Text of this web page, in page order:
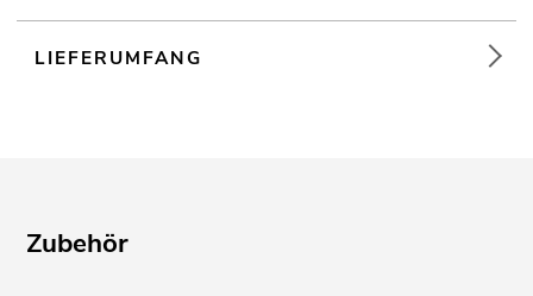
LIEFERUMFANG
Zubehör